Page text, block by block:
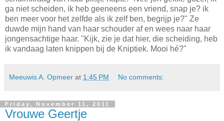
ga niet scheiden, ik heb geeneens een vriend, snap je? ik
ben meer voor het zelfde als ik zelf ben, begrijp je?" Ze
duwde mijn hand van haar schouder af en wees naar haar
jongensachtige haar. "Kijk, zie je dat hier, die scheiding, heb
ik vandaag laten knippen bij de Kniptiek. Mooi hé?"
Meeuwis A. Opmeer at 1:45 PM No comments:
Friday, November 11, 2011
Vrouwe Geertje